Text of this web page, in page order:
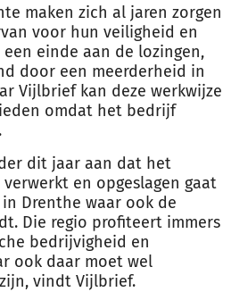
maken zich al jaren zorgen
voor hun veiligheid en
einde aan de lozingen,
door een meerderheid in
Vijlbrief kan deze werkwijze
omdat het bedrijf
dit jaar aan dat het
en opgeslagen gaat
Drenthe waar ook de
Die regio profiteert immers
bedrijvigheid en
ook daar moet wel
vindt Vijlbrief.